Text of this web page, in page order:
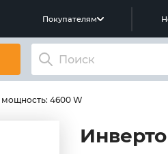
Покупателям
4600 W